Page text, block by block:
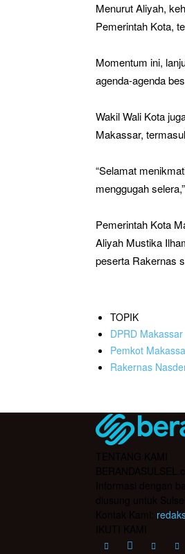
Menurut Aliyah,
Pemerintah Kota,
Momentum ini,
agenda-agenda
Wakil Wali Kota
Makassar,
“Selamat
menggugah
Pemerintah Kota
Aliyah Mustika
peserta Rakernas
TOPIK
DPRD Makassar
Pemkot
Rakernas